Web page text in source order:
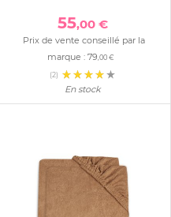
55,00 €
Prix de vente conseillé par la
marque :79,00 €
(2)
En stock